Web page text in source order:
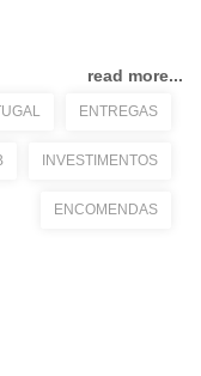
read more...
ENTREGAS
INVESTIMENTOS
ENCOMENDAS